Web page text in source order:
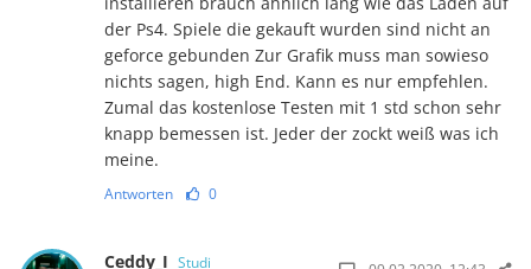
der Ps4. Spiele die gekauft wurden sind nicht an
geforce gebunden Zur Grafik muss man sowieso
nichts sagen, high End. Kann es nur empfehlen.
Zumal das kostenlose Testen mit 1 std schon sehr
knapp bemessen ist. Jeder der zockt weiß was ich
meine.
Antworten 0
Ceddy_I Studi